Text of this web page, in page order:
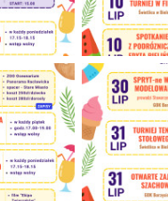
Wakacje z GOK